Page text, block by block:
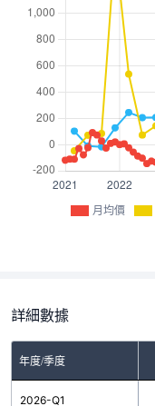
月均價
詳細數據
年度/季度
2026-Q1